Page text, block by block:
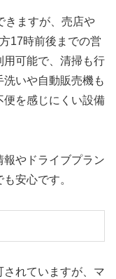
きますが、売店や
17時前後までの営
用可能で、清掃も行
いや自動販売機も
便を感じにくい設備
やドライブプラン
安心です。
れていますが、マ